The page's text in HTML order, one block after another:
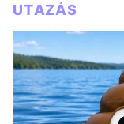
UTAZÁS